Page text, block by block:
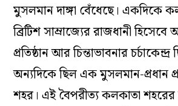
মুসলমান দাঙ্গা বেঁধেছে। একদিকে
ব্রিটিশ সাম্রাজ্যের রাজধানী
প্রতিষ্ঠান আর চিন্তাভাবনার
অন্যদিকে ছিল এক মুসলমান-প্রধান
শহর। এই বৈপরীত্য কলকাতা